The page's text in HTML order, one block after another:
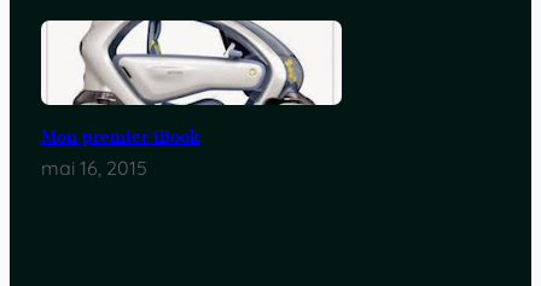
Mon premier iBook
mai 16, 2015